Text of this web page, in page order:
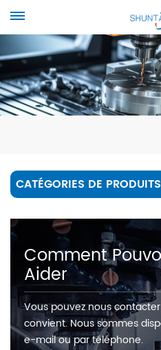
CATÉGORIES DE PRODUITS
Comment
Aider
Vous pouvez nous
convient. Nous sommes
e-mail ou par téléphone.